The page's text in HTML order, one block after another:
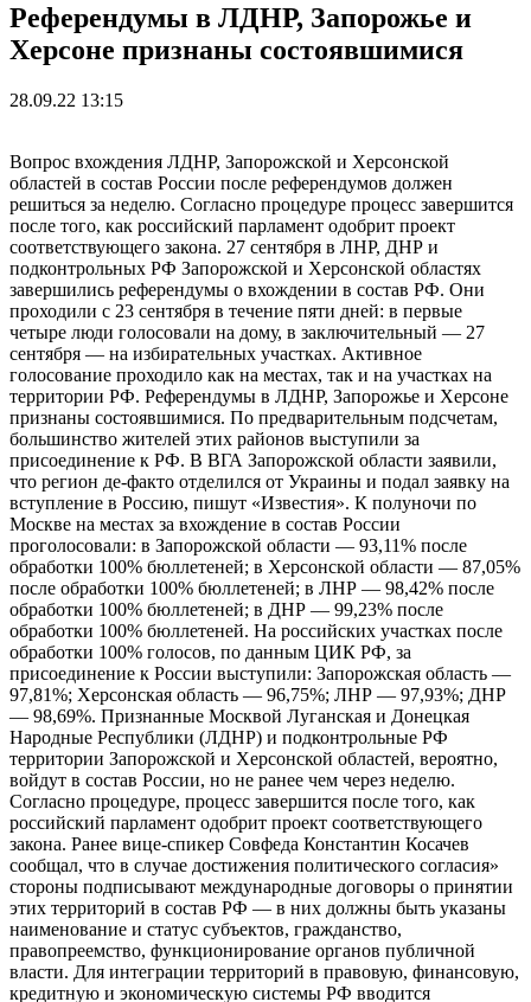
Референдумы в ЛДНР, Запорожье и
Херсоне признаны состоявшимися
28.09.22 13:15
Вопрос вхождения ЛДНР, Запорожской и Херсонской
областей в состав России после референдумов должен
решиться за неделю. Согласно процедуре процесс завершится
после того, как российский парламент одобрит проект
соответствующего закона. 27 сентября в ЛНР, ДНР и
подконтрольных РФ Запорожской и Херсонской областях
завершились референдумы о вхождении в состав РФ. Они
проходили с 23 сентября в течение пяти дней: в первые
четыре люди голосовали на дому, в заключительный — 27
сентября — на избирательных участках. Активное
голосование проходило как на местах, так и на участках на
территории РФ. Референдумы в ЛДНР, Запорожье и Херсоне
признаны состоявшимися. По предварительным подсчетам,
большинство жителей этих районов выступили за
присоединение к РФ. В ВГА Запорожской области заявили,
что регион де-факто отделился от Украины и подал заявку на
вступление в Россию, пишут «Известия». К полуночи по
Москве на местах за вхождение в состав России
проголосовали: в Запорожской области — 93,11% после
обработки 100% бюллетеней; в Херсонской области — 87,05%
после обработки 100% бюллетеней; в ЛНР — 98,42% после
обработки 100% бюллетеней; в ДНР — 99,23% после
обработки 100% бюллетеней. На российских участках после
обработки 100% голосов, по данным ЦИК РФ, за
присоединение к России выступили: Запорожская область —
97,81%; Херсонская область — 96,75%; ЛНР — 97,93%; ДНР
— 98,69%. Признанные Москвой Луганская и Донецкая
Народные Республики (ЛДНР) и подконтрольные РФ
территории Запорожской и Херсонской областей, вероятно,
войдут в состав России, но не ранее чем через неделю.
Согласно процедуре, процесс завершится после того, как
российский парламент одобрит проект соответствующего
закона. Ранее вице-спикер Совфеда Константин Косачев
сообщал, что в случае достижения политического согласия»
стороны подписывают международные договоры о принятии
этих территорий в состав РФ — в них должны быть указаны
наименование и статус субъектов, гражданство,
правопреемство, функционирование органов публичной
власти. Для интеграции территорий в правовую, финансовую,
кредитную и экономическую системы РФ вводится